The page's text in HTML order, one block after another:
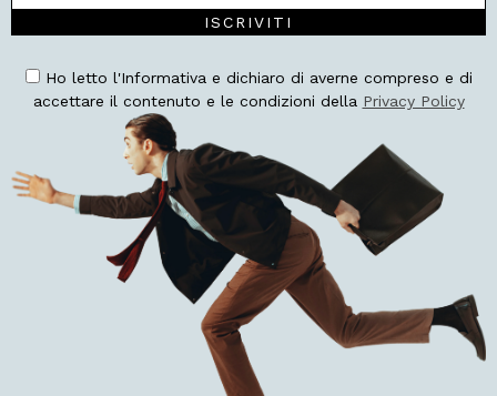
ISCRIVITI
Ho letto l'Informativa e dichiaro di averne compreso e di
accettare il contenuto e le condizioni della Privacy Policy